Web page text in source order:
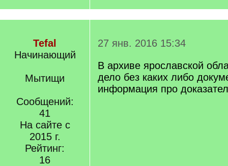
Tefal
Начинающий
Мытищи
Сообщений:
41
На сайте с
2015 г.
Рейтинг:
16
27 янв. 2016 15:34
В архиве ярославской
дело без каких либо
информация про